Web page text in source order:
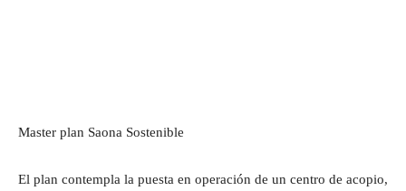
Master plan Saona Sostenible
El plan contempla la puesta en operación de un centro de acopio,